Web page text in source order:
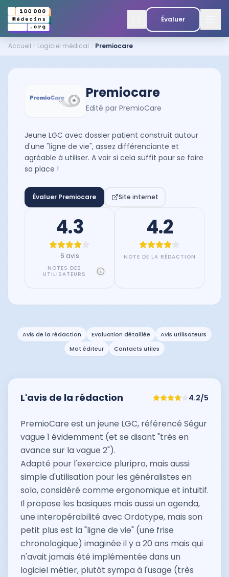
Évaluer
Accueil Logiciel médical Premiocare
Premiocare
Edité par PremioCare
Jeune LGC avec dossier patient construit autour
d'une "ligne de vie", assez différenciante et
agréable à utiliser. A voir si cela suffit pour se faire
sa place !
Évaluer Premiocare Site internet
4.3
6 avis
NOTES DES
UTILISATEURS
4.2
NOTE DE LA RÉDACTION
Avis de la rédaction Evaluation détaillée
Avis utilisateurs
Mot éditeur
Contacts utiles
L'avis de la rédaction 4.2/5
PremioCare est un jeune LGC, référencé Ségur
vague 1 évidemment (et se disant "très en
avance sur la vague 2").
Adapté pour l'exercice pluripro, mais aussi
simple d'utilisation pour les généralistes en
solo, considéré comme ergonomique et intuitif.
Il propose les basiques mais aussi un agenda,
une interopérabilité avec Ordotype, mais son
petit plus est la "ligne de vie" (une frise
chronologique) imaginée il y a 20 ans mais qui
n'avait jamais été implémentée dans un
logiciel métier, plutôt sympa à l'usage (très